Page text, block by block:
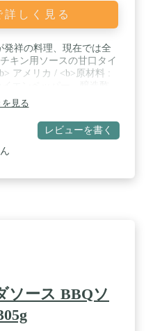
しく見る
祥の料理、現在では全
キン用ソースの甘口タイ
アメリカ / <b>原材料 :
ド、玉葱、香辛料、着色
容量 :</b> 354ml / <b>カ
見る
レビューを書く
ソース BBQソ